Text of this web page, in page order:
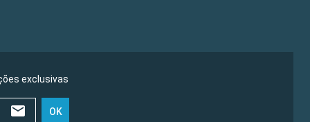
exclusivas
OK